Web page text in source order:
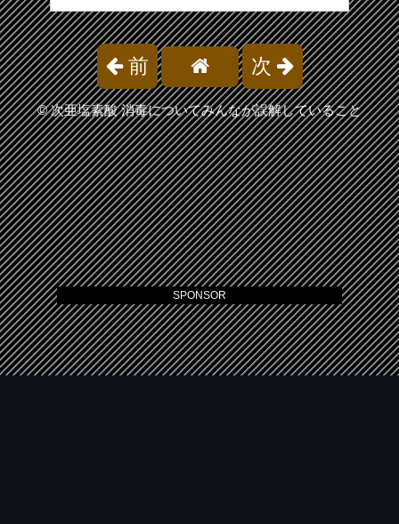
前 次
©次亜塩素酸 消毒についてみんなが誤解していること
SPONSOR